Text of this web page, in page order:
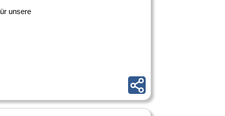
unsere